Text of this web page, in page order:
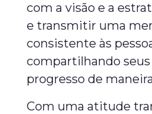
com a visão e a
e transmitir uma
consistente às
compartilhando seus
progresso de
Com uma atitude